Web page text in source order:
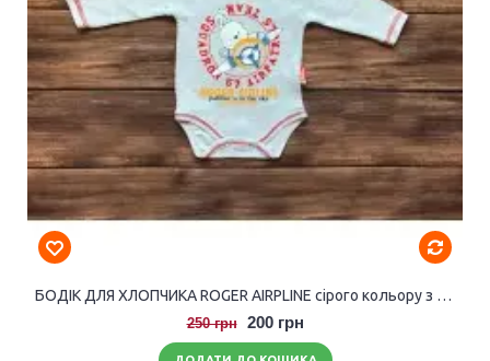
БОДІК ДЛЯ ХЛОПЧИКА ROGER AIRPLINE сірого кольору з довгими рукавами.
250 грн 200 грн